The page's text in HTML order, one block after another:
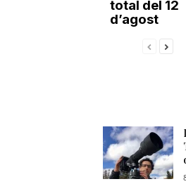
total del 12
d’agost